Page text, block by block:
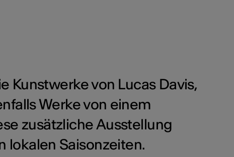
Kunstwerke von Lucas Davis,
Werke von einem
zusätzliche Ausstellung
lokalen Saisonzeiten.